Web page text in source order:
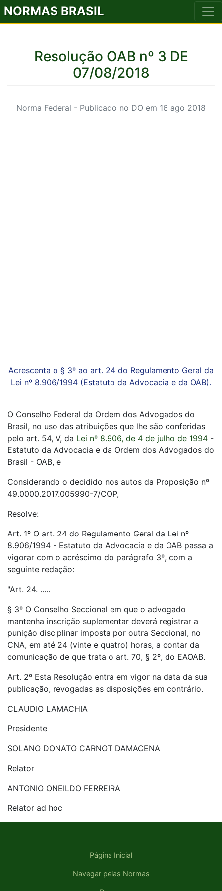
NORMAS BRASIL
Resolução OAB nº 3 DE
07/08/2018
Norma Federal - Publicado no DO em 16 ago 2018
Acrescenta o § 3º ao art. 24 do Regulamento Geral da
Lei nº 8.906/1994 (Estatuto da Advocacia e da OAB).
O Conselho Federal da Ordem dos Advogados do
Brasil, no uso das atribuições que lhe são conferidas
pelo art. 54, V, da Lei nº 8.906, de 4 de julho de 1994 -
Estatuto da Advocacia e da Ordem dos Advogados do
Brasil - OAB, e
Considerando o decidido nos autos da Proposição nº
49.0000.2017.005990-7/COP,
Resolve:
Art. 1º O art. 24 do Regulamento Geral da Lei nº
8.906/1994 - Estatuto da Advocacia e da OAB passa a
vigorar com o acréscimo do parágrafo 3º, com a
seguinte redação:
"Art. 24. .....
§ 3º O Conselho Seccional em que o advogado
mantenha inscrição suplementar deverá registrar a
punição disciplinar imposta por outra Seccional, no
CNA, em até 24 (vinte e quatro) horas, a contar da
comunicação de que trata o art. 70, § 2º, do EAOAB.
Art. 2º Esta Resolução entra em vigor na data da sua
publicação, revogadas as disposições em contrário.
CLAUDIO LAMACHIA
Presidente
SOLANO DONATO CARNOT DAMACENA
Relator
ANTONIO ONEILDO FERREIRA
Relator ad hoc
Página Inicial
Navegar pelas Normas